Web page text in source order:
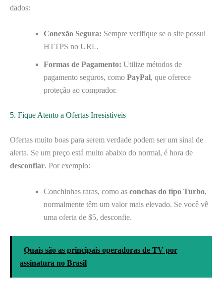
dados:
Conexão Segura: Sempre verifique se o site possui
HTTPS no URL.
Formas de Pagamento: Utilize métodos de
pagamento seguros, como PayPal, que oferece
proteção ao comprador.
5. Fique Atento a Ofertas Irresistíveis
Ofertas muito boas para serem verdade podem ser um sinal de
alerta. Se um preço está muito abaixo do normal, é hora de
desconfiar. Por exemplo:
Conchinhas raras, como as conchas do tipo Turbo,
normalmente têm um valor mais elevado. Se você vê
uma oferta de $5, desconfie.
Quais são as principais operadoras de TV por
assinatura no Brasil